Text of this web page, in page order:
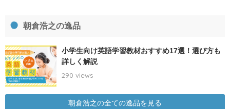
朝倉浩之の逸品
小学生向け英語学習教材おすすめ17選！選び方も
詳しく解説
290 views
朝倉浩之の全ての逸品を見る